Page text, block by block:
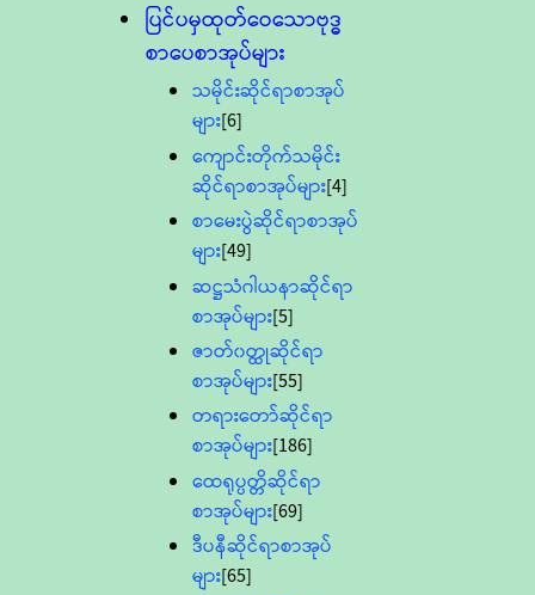
ပြင်ပမှထုတ်ဝေသောဗုဒ္ဓ
စာပေစာအုပ်များ
သမိုင်းဆိုင်ရာစာအုပ်
များ[6]
ကျောင်းတိုက်သမိုင်း
ဆိုင်ရာစာအုပ်များ[4]
စာမေးပွဲဆိုင်ရာစာအုပ်
များ[49]
ဆဋ္ဌသံဂါယနာဆိုင်ရာ
စာအုပ်များ[5]
ဇာတ်၀တ္ထုဆိုင်ရာ
စာအုပ်များ[55]
တရားတော်ဆိုင်ရာ
စာအုပ်များ[186]
ထေရုပ္ပတ္တိဆိုင်ရာ
စာအုပ်များ[69]
ဒီပနီဆိုင်ရာစာအုပ်
များ[65]